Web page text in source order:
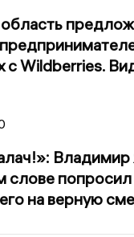
область
с Wildberries.
Владимир
слове попросил
на верную